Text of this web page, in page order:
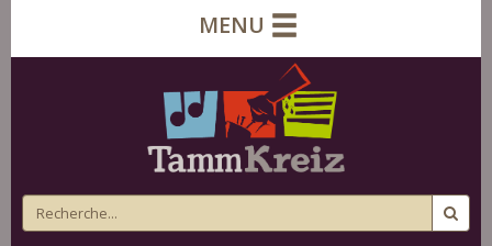
MENU